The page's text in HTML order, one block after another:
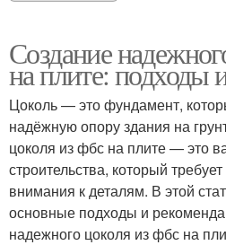
Создание
на плите: подходы
Цоколь — это фундамент,
надёжную опору здания на
цоколя из фбс на плите — это
строительства, который
внимания к деталям. В этой
основные подходы и
надежного цоколя из фбс на